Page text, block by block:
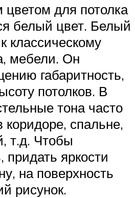
для потолка
белый цвет. Белый
классическому
мебели. Он
габаритность,
потолков. В
тона часто
спальне,
т.д. Чтобы
придать яркости
на поверхность
рисунок.